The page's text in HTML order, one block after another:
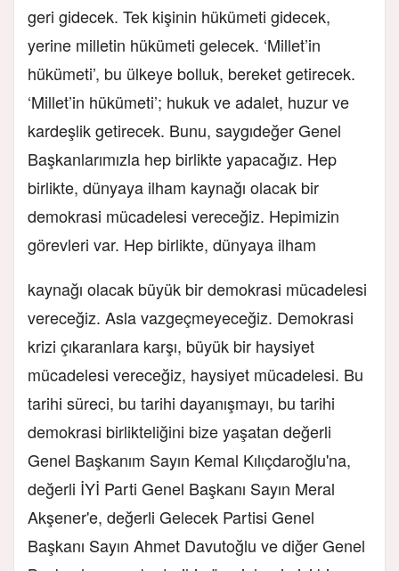
geri gidecek. Tek kişinin hükümeti gidecek,
yerine milletin hükümeti gelecek. ‘Millet’in
hükümeti’, bu ülkeye bolluk, bereket getirecek.
‘Millet’in hükümeti’; hukuk ve adalet, huzur ve
kardeşlik getirecek. Bunu, saygıdeğer Genel
Başkanlarımızla hep birlikte yapacağız. Hep
birlikte, dünyaya ilham kaynağı olacak bir
demokrasi mücadelesi vereceğiz. Hepimizin
görevleri var. Hep birlikte, dünyaya ilham
kaynağı olacak büyük bir demokrasi mücadelesi
vereceğiz. Asla vazgeçmeyeceğiz. Demokrasi
krizi çıkaranlara karşı, büyük bir haysiyet
mücadelesi vereceğiz, haysiyet mücadelesi. Bu
tarihi süreci, bu tarihi dayanışmayı, bu tarihi
demokrasi birlikteliğini bize yaşatan değerli
Genel Başkanım Sayın Kemal Kılıçdaroğlu'na,
değerli İYİ Parti Genel Başkanı Sayın Meral
Akşener'e, değerli Gelecek Partisi Genel
Başkanı Sayın Ahmet Davutoğlu ve diğer Genel